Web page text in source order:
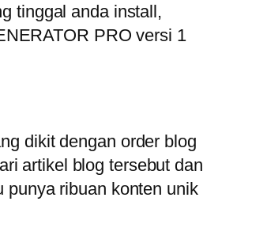
tinggal anda install,
PRO versi 1
dikit dengan order blog
artikel blog tersebut dan
punya ribuan konten unik